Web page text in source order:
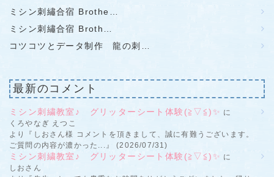
ミシン刺繡合宿 Brothe…
ミシン刺繡合宿 Broth…
コツコツとデータ制作 龍の刺…
最新のコメント
ミシン刺繍教室♪ グリッターシート体験(≧▽≦)✨ に
くろやなぎ えつこ
より『しおさん様 コメントを頂きまして、誠に有難うございます。
ご質問の内容が濃かった...』 (2026/07/31)
ミシン刺繍教室♪ グリッターシート体験(≧▽≦)✨ に
しおさん